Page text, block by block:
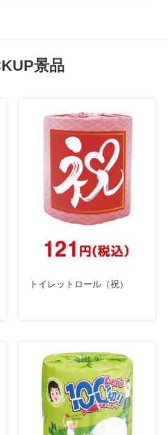
景品
トイレットロール（祝）